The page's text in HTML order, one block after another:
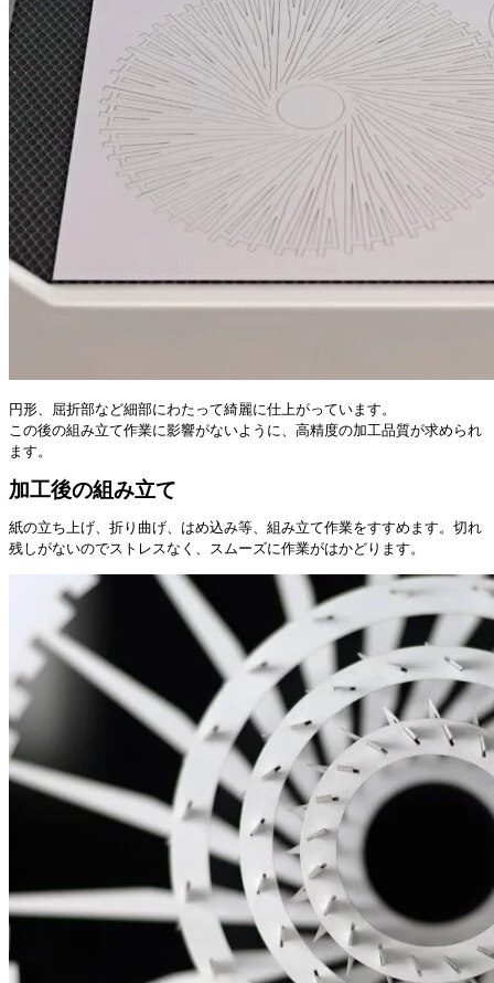
円形、屈折部など細部にわたって綺麗に仕上がっています。
この後の組み立て作業に影響がないように、高精度の加工品質が求められ
ます。
加工後の組み立て
紙の立ち上げ、折り曲げ、はめ込み等、組み立て作業をすすめます。切れ
残しがないのでストレスなく、スムーズに作業がはかどります。